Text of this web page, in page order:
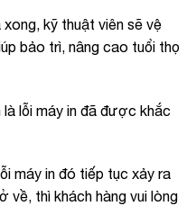
kỹ thuật viên sẽ vệ
bảo trì, nâng cao tuổi thọ
lỗi máy in đã được khắc
máy in đó tiếp tục xảy ra
về, thì khách hàng vui lòng